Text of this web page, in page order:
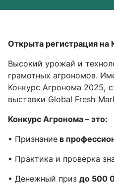
Открыта регистрация на
Высокий урожай и
грамотных агрономов.
Конкурс Агронома 2025,
выставки Global Fresh
Конкурс Агронома – это:
• Признание в
• Практика и проверка
• Денежный приз до 500